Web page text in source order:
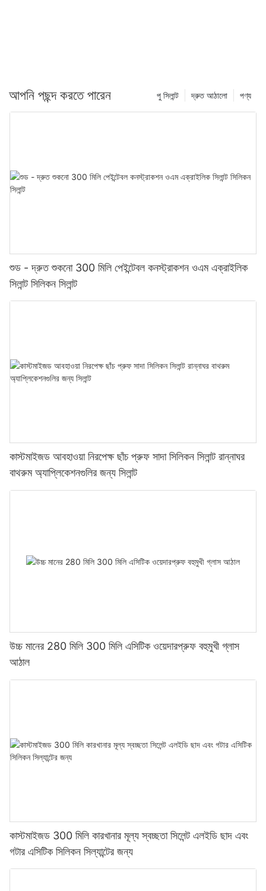
আপনি পছন্দ করতে পারেন পণ্য
দ্রুত আঠালো
পু সিলান্ট
শুড - দ্রুত শুকনো 300 মিলি পেইন্টেবল কনস্ট্রাকশন ওএম এক্রাইলিক
সিলান্ট সিলিকন সিলান্ট
কাস্টমাইজড আবহাওয়া নিরপেক্ষ ছাঁচ প্রুফ সাদা সিলিকন সিলান্ট রান্নাঘর
বাথরুম অ্যাপ্লিকেশনগুলির জন্য সিলান্ট
উচ্চ মানের 280 মিলি 300 মিলি এসিটিক ওয়েদারপ্রুফ বহুমুখী গ্লাস
আঠাল
কাস্টমাইজড 300 মিলি কারখানার মূল্য স্বচ্ছতা সিলেন্ট এলইডি ছাদ এবং
গটার এসিটিক সিলিকন সিল্যান্টের জন্য